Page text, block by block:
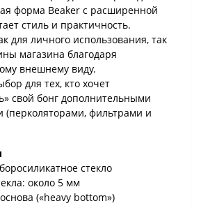
форма Beaker с расширенной
стиль и практичность.
для личного использования, так
магазина благодаря
внешнему виду.
для тех, кто хочет
свой бонг дополнительными
(перколяторами, фильтрами и
стекло
около 5 мм
(«heavy bottom»)